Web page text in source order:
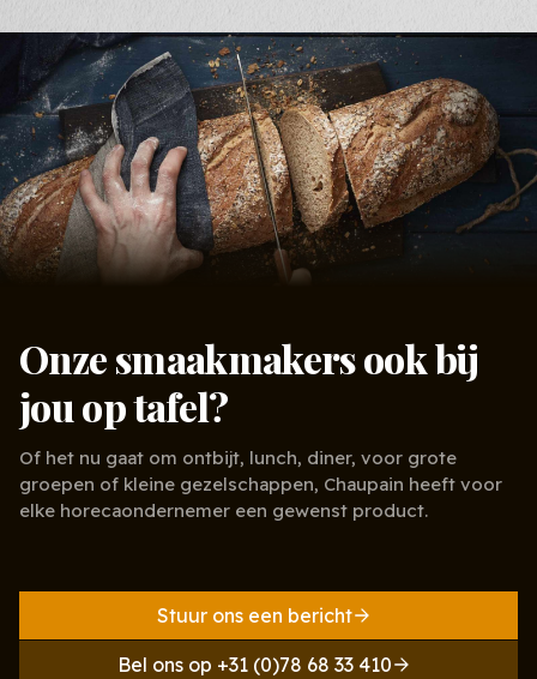
Onze smaakmakers ook bij
jou op tafel?
Of het nu gaat om ontbijt, lunch, diner, voor grote
groepen of kleine gezelschappen, Chaupain heeft voor
elke horecaondernemer een gewenst product.
Stuur ons een bericht
Bel ons op +31 (0)78 68 33 410